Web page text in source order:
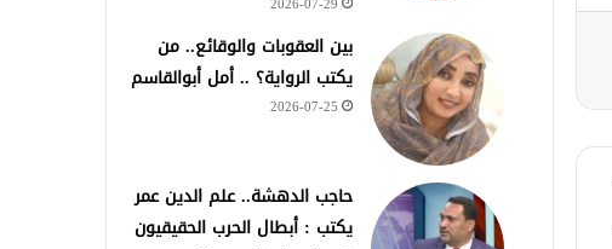
2026-07-29
بين العقوبات والوقائع.. من
يكتب الرواية؟ .. أمل أبوالقاسم
2026-07-25
حاجب الدهشة.. علم الدين عمر
يكتب : أبطال الحرب الحقيقيون